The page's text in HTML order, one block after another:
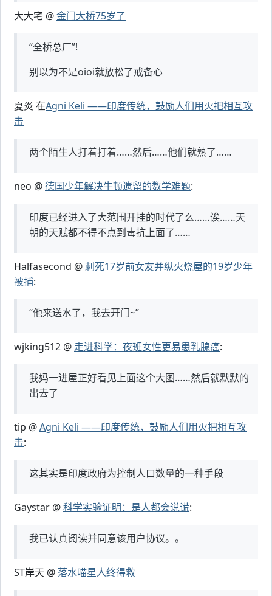
大大宅 @金门大桥75岁了
“全桥总厂”!
别以为不是oioi就放松了戒备心
夏炎 在Agni Keli ——印度传统，鼓励人们用火把相互攻
击
两个陌生人打着打着……然后……他们就熟了……
neo @德国少年解决牛顿遗留的数学难题:
印度已经进入了大范围开挂的时代了么……诶……天
朝的天赋都不得不点到毒抗上面了……
Halfasecond @刺死17岁前女友并纵火烧屋的19岁少年
被捕:
“他来送水了，我去开门~”
wjking512 @ 走进科学：夜班女性更易患乳腺癌:
我妈一进屋正好看见上面这个大图……然后就默默的
出去了
tip @Agni Keli ——印度传统，鼓励人们用火把相互攻
击:
这其实是印度政府为控制人口数量的一种手段
Gaystar @科学实验证明：是人都会说谎:
我已认真阅读并同意该用户协议。。
ST岸天 @ 落水喵星人终得救